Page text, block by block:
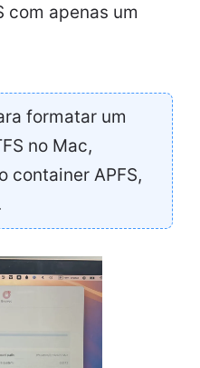
com apenas um
formatar um
no Mac,
container APFS,